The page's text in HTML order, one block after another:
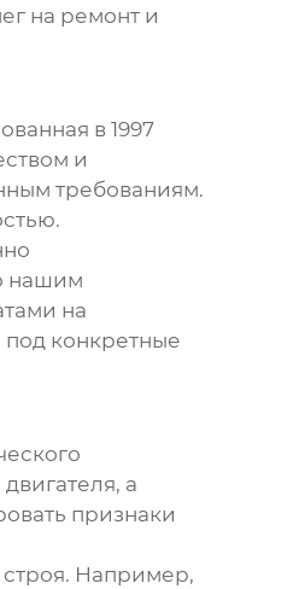
на ремонт и
в 1997
и
требованиям.
нашим
на
конкретные
а
признаки
строя. Например,